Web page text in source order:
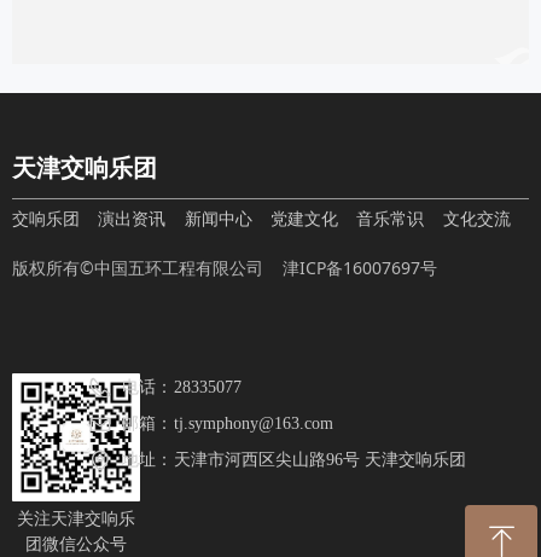
版权所有©中国五环工程有限公司 津ICP备16007697号
天津交响乐团
交响乐团 演出资讯 新闻中心 党建文化 音乐常识 文化交流
关注天津交响乐
团微信公众号
电话： 28335077
邮箱： tj.symphony@163.com
地址： 天津市河西区尖山路96号 天津交响乐团
ꁸ